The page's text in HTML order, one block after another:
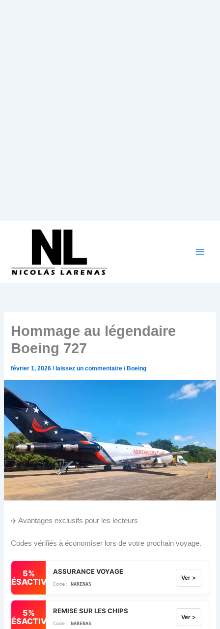
Hommage au légendaire
Boeing 727
février 1, 2026/ laissez un commentaire / Boeing
✈️ Avantages exclusifs pour les lecteurs
Codes vérifiés à économiser lors de votre prochain voyage.
5%
DÉSACTIVÉ
ASSURANCE VOYAGE
NARENAS
Ver >
5%
DÉSACTIVÉ
REMISE SUR LES CHIPS
NARENAS
Ver >